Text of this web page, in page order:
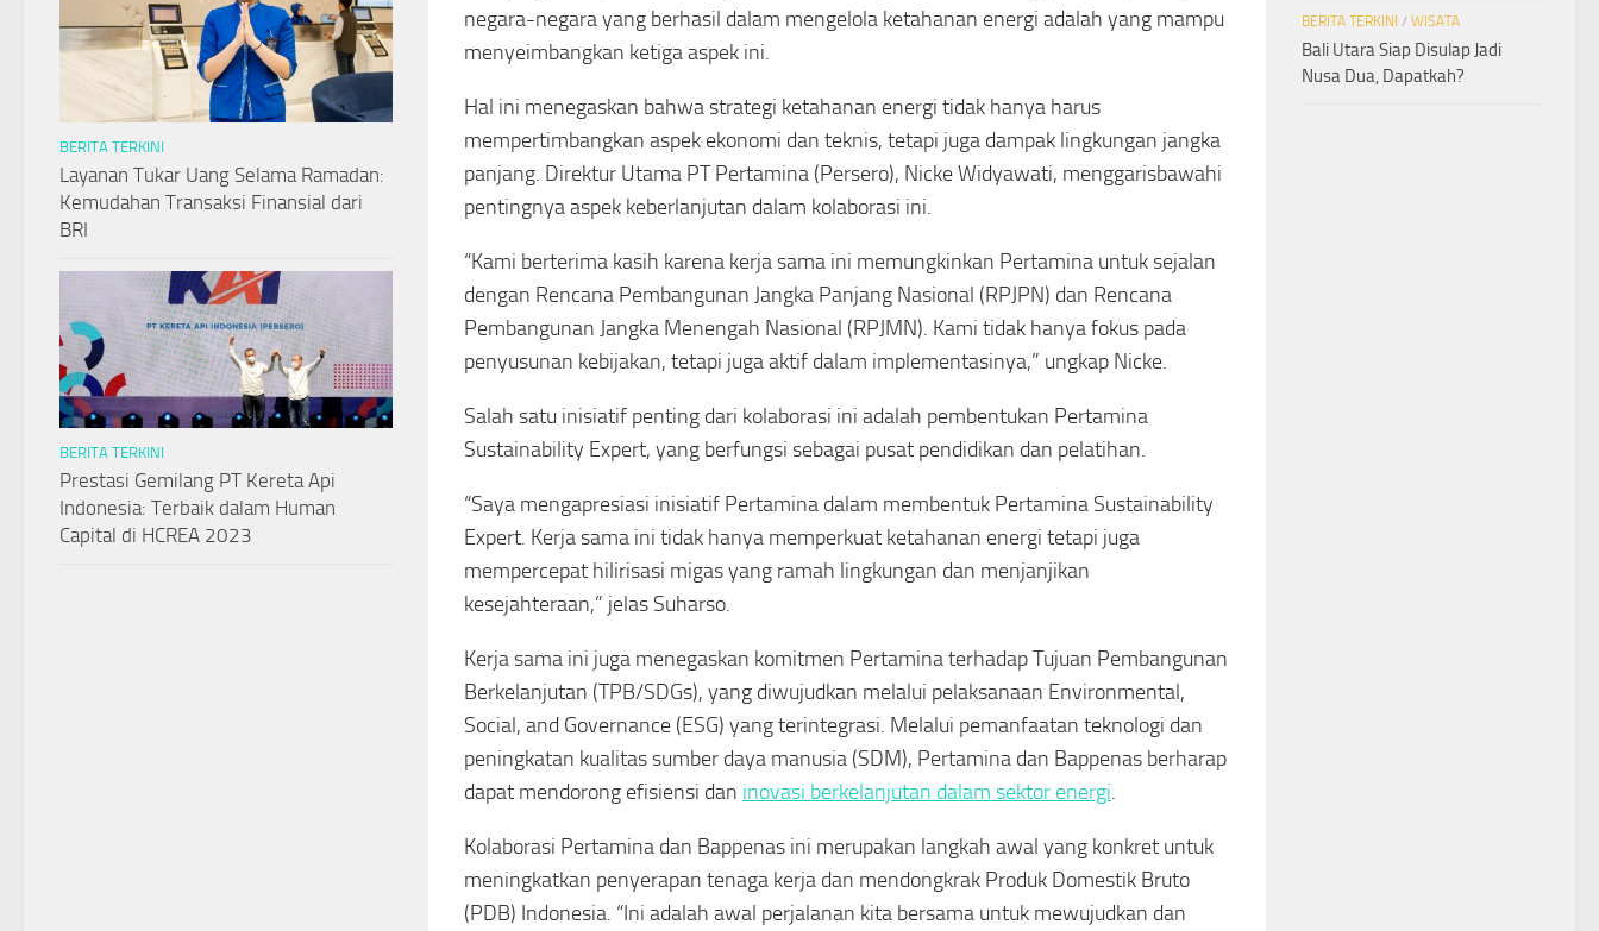
negara-negara yang berhasil dalam mengelola ketahanan energi adalah yang mampu
menyeimbangkan ketiga aspek ini.
Hal ini menegaskan bahwa strategi ketahanan energi tidak hanya harus
mempertimbangkan aspek ekonomi dan teknis, tetapi juga dampak lingkungan jangka
panjang. Direktur Utama PT Pertamina (Persero), Nicke Widyawati, menggarisbawahi
pentingnya aspek keberlanjutan dalam kolaborasi ini.
“Kami berterima kasih karena kerja sama ini memungkinkan Pertamina untuk sejalan
dengan Rencana Pembangunan Jangka Panjang Nasional (RPJPN) dan Rencana
Pembangunan Jangka Menengah Nasional (RPJMN). Kami tidak hanya fokus pada
penyusunan kebijakan, tetapi juga aktif dalam implementasinya,” ungkap Nicke.
Salah satu inisiatif penting dari kolaborasi ini adalah pembentukan Pertamina
Sustainability Expert, yang berfungsi sebagai pusat pendidikan dan pelatihan.
“Saya mengapresiasi inisiatif Pertamina dalam membentuk Pertamina Sustainability
Expert. Kerja sama ini tidak hanya memperkuat ketahanan energi tetapi juga
mempercepat hilirisasi migas yang ramah lingkungan dan menjanjikan
kesejahteraan,” jelas Suharso.
Kerja sama ini juga menegaskan komitmen Pertamina terhadap Tujuan Pembangunan
Berkelanjutan (TPB/SDGs), yang diwujudkan melalui pelaksanaan Environmental,
Social, and Governance (ESG) yang terintegrasi. Melalui pemanfaatan teknologi dan
peningkatan kualitas sumber daya manusia (SDM), Pertamina dan Bappenas berharap
dapat mendorong efisiensi dan inovasi berkelanjutan dalam sektor energi.
Kolaborasi Pertamina dan Bappenas ini merupakan langkah awal yang konkret untuk
meningkatkan penyerapan tenaga kerja dan mendongkrak Produk Domestik Bruto
(PDB) Indonesia. “Ini adalah awal perjalanan kita bersama untuk mewujudkan dan
BERITA TERKINI
Layanan Tukar Uang Selama Ramadan:
Kemudahan Transaksi Finansial dari
BRI
BERITA TERKINI
Prestasi Gemilang PT Kereta Api
Indonesia: Terbaik dalam Human
Capital di HCREA 2023
BERITA TERKINI / WISATA
Bali Utara Siap Disulap Jadi
Nusa Dua, Dapatkah?